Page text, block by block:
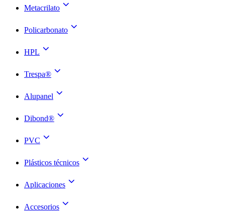
Metacrilato
Policarbonato
HPL
Trespa®
Alupanel
Dibond®
PVC
Plásticos técnicos
Aplicaciones
Accesorios